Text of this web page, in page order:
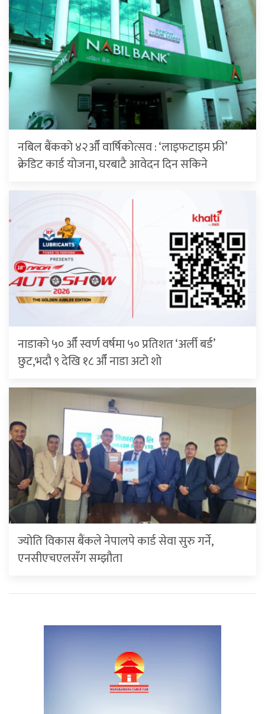
नबिल बैंकको ४२औँ वार्षिकोत्सव : ‘लाइफटाइम फ्री’
क्रेडिट कार्ड योजना, घरबाटै आवेदन दिन सकिने
नाडाको ५० औँ स्वर्ण वर्षमा ५० प्रतिशत ‘अर्ली बर्ड’
छुट,भदौ ९ देखि १८ औँ नाडा अटो शो
ज्योति विकास बैंकले नेपालपे कार्ड सेवा सुरु गर्ने,
एनसीएचएलसँग सम्झौता